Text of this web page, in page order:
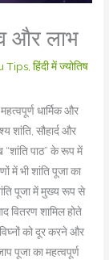
और लाभ
Tips,हिंदी में ज्योतिष
धार्मिक और
शांति, सौहार्द और
“शांति पाठ” के रूप में
में भी शांति पूजा का
पूजा में मुख्य रूप से
वितरण शामिल होते
को दूर करने और
पूजा का महत्वपूर्ण